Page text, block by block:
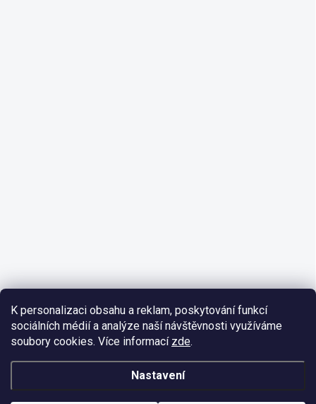
K personalizaci obsahu a reklam, poskytování funkcí
sociálních médií a analýze naší návštěvnosti využíváme
soubory cookies. Více informací zde.
Nastavení